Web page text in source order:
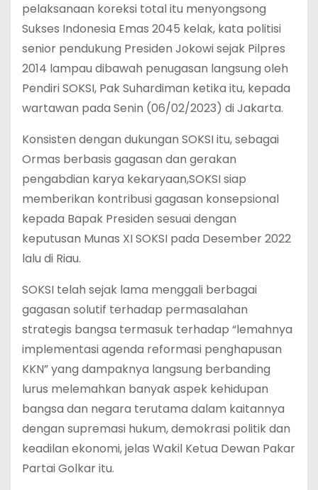
pelaksanaan koreksi total itu menyongsong
Sukses Indonesia Emas 2045 kelak, kata politisi
senior pendukung Presiden Jokowi sejak Pilpres
2014 lampau dibawah penugasan langsung oleh
Pendiri SOKSI, Pak Suhardiman ketika itu, kepada
wartawan pada Senin (06/02/2023) di Jakarta.
Konsisten dengan dukungan SOKSI itu, sebagai
Ormas berbasis gagasan dan gerakan
pengabdian karya kekaryaan,SOKSI siap
memberikan kontribusi gagasan konsepsional
kepada Bapak Presiden sesuai dengan
keputusan Munas XI SOKSI pada Desember 2022
lalu di Riau.
SOKSI telah sejak lama menggali berbagai
gagasan solutif terhadap permasalahan
strategis bangsa termasuk terhadap “lemahnya
implementasi agenda reformasi penghapusan
KKN” yang dampaknya langsung berbanding
lurus melemahkan banyak aspek kehidupan
bangsa dan negara terutama dalam kaitannya
dengan supremasi hukum, demokrasi politik dan
keadilan ekonomi, jelas Wakil Ketua Dewan Pakar
Partai Golkar itu.